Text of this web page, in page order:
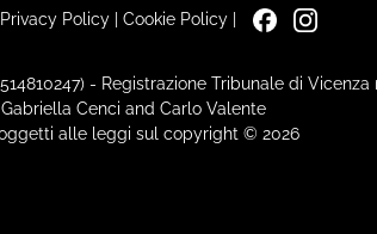
Privacy Policy| Cookie Policy|
- Registrazione Tribunale di
Cenci and Carlo Valente
alle leggi sul copyright © 2026